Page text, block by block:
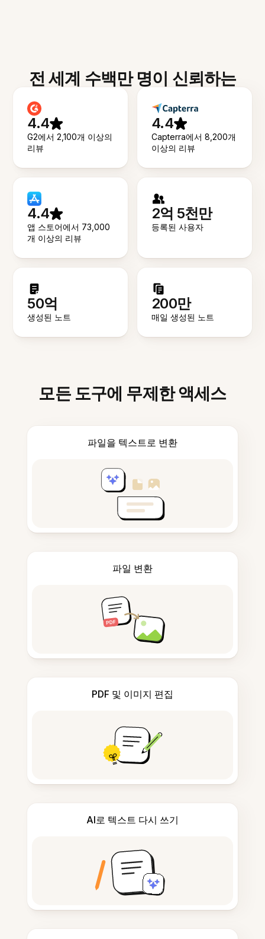
전 세계 수백만 명이 신뢰하는
4.4
G2에서 2,100개 이상의
리뷰
4.4
Capterra에서 8,200개
이상의 리뷰
4.4
앱 스토어에서 73,000
개 이상의 리뷰
2억 5천만
등록된 사용자
50억
생성된 노트
200만
매일 생성된 노트
모든 도구에 무제한 액세스
파일을 텍스트로 변환
파일 변환
PDF 및 이미지 편집
AI로 텍스트 다시 쓰기